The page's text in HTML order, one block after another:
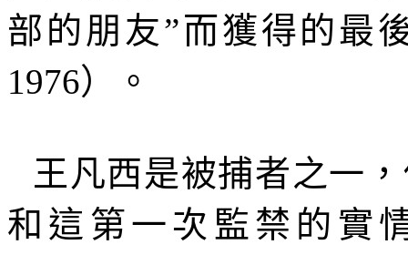
部的朋友”而獲得的最
1976）。
王凡西是被捕者之一
和這第一次監禁的實